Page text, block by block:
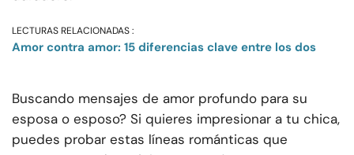
LECTURAS RELACIONADAS :
Amor contra amor: 15 diferencias clave entre los dos
Buscando mensajes de amor profundo para su
esposa o esposo? Si quieres impresionar a tu chica,
puedes probar estas líneas románticas que